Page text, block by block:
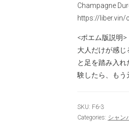
Champagne
https://liber.vin/
<ポエム版説明>
大人だけが感
と足を踏み入
験したら、もう
SKU: F6-3
Categories: シャン